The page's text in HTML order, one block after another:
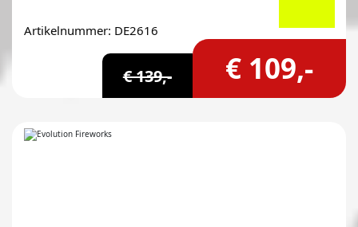
Artikelnummer: DE2616
€ 139,- € 109,-